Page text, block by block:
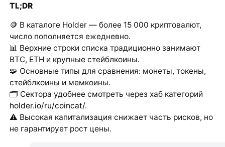
TL;DR
🪙 В каталоге Holder — более 15 000 криптовалют,
число пополняется ежедневно.
📊 Верхние строки списка традиционно занимают
BTC, ETH и крупные стейблкоины.
🧩 Основные типы для сравнения: монеты, токены,
стейблкоины и мемкоины.
🗂 Сектора удобнее смотреть через хаб категорий
holder.io/ru/coincat/.
⚠️ Высокая капитализация снижает часть рисков, но
не гарантирует рост цены.